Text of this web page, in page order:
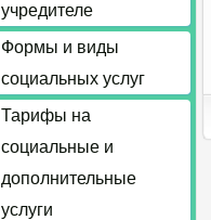
учредителе
Формы и виды
социальных услуг
Тарифы на
социальные и
дополнительные
услуги